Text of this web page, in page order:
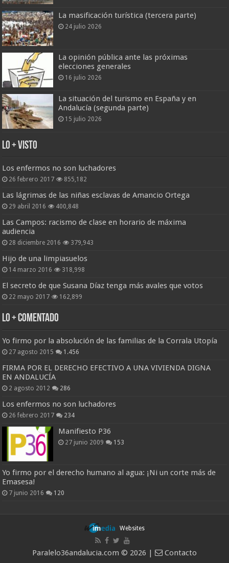
La masificación turística (tercera parte)
24 julio 2026
La opinión pública ante las próximas
elecciones generales
16 julio 2026
La situación del turismo en España y en
Andalucía (segunda parte)
15 julio 2026
Lo + Visto
Los enfermos no son luchadores
26 febrero 2017 855,182
Las lágrimas de las niñas esclavas de Amancio Ortega
29 abril 2016 400,848
Las Campos: racismo de clase en horario de máxima
audiencia
28 diciembre 2016 379,943
Hijo de una limpiasuelos
14 marzo 2016 318,998
El secreto de que Susana Díaz tenga más avales que votos
22 mayo 2017 162,899
Lo + Comentado
Yo firmo por la absolución de las familias de la Corrala Utopía
27 agosto 2015 1.456
FIRMA POR EL DERECHO EFECTIVO A UNA VIVIENDA DIGNA
EN ANDALUCÍA
2 agosto 2012 286
Los enfermos no son luchadores
26 febrero 2017 234
Manifiesto P36
27 junio 2009 153
Yo firmo por el derecho humano al agua: ¡Ni un corte más de
Emasesa!
7 junio 2016 120
Websites
Paralelo36andalucia.com © 2026 | Contacto